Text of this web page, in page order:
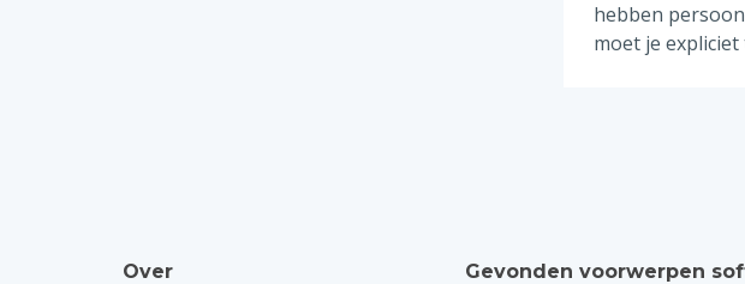
hebben
moet je
Over
Gevonden voorwerpen